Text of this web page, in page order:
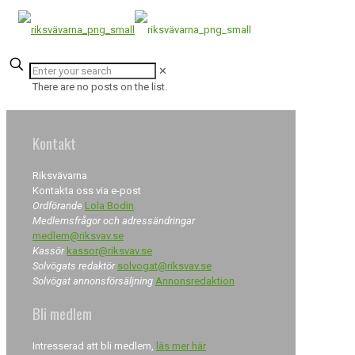
✕
There are no posts on the list.
Kontakt
Riksvävarna
Kontakta oss via e-post
Ordförande Lola Bodin
Medlemsfrågor och adressändringar
medlem@riksvav.se
Kassör kassor@riksvav.se
Solvögats redaktör solvogat@riksvav.se
Solvögat annonsförsäljning Annonsredaktion
Bli medlem
Intresserad att bli medlem, läs mer här